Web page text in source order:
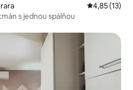
Priemerné
4,85 (13)
s jednou spálňou